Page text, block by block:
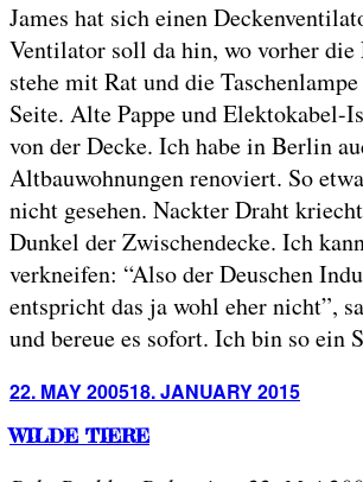
James hat sich einen
Ventilator soll da hin, wo vorher die
stehe mit Rat und die
Seite. Alte Pappe und Elektokabel-
von der Decke. Ich habe in Berlin
Altbauwohnungen renoviert. So
nicht gesehen. Nackter Draht
Dunkel der Zwischendecke. Ich
verkneifen: “Also der Deuschen
entspricht das ja wohl eher nicht”,
und bereue es sofort. Ich bin so ein
Posted
22. MAY 200518. JANUARY 2015
WILDE TIERE